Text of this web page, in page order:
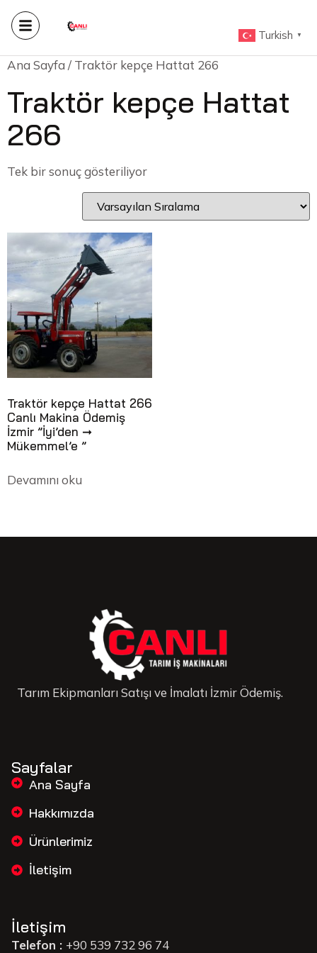
Turkish ▼
Ana Sayfa/ Traktör kepçe Hattat 266
Traktör kepçe Hattat
266
Tek bir sonuç gösteriliyor
Traktör kepçe Hattat 266
Canlı Makina Ödemiş
İzmir ”İyi’den ➞
Mükemmel’e ”
Devamını oku
Tarım Ekipmanları Satışı ve İmalatı İzmir Ödemiş.
Sayfalar
Ana Sayfa
Hakkımızda
Ürünlerimiz
İletişim
İletişim
Telefon : +90 539 732 96 74